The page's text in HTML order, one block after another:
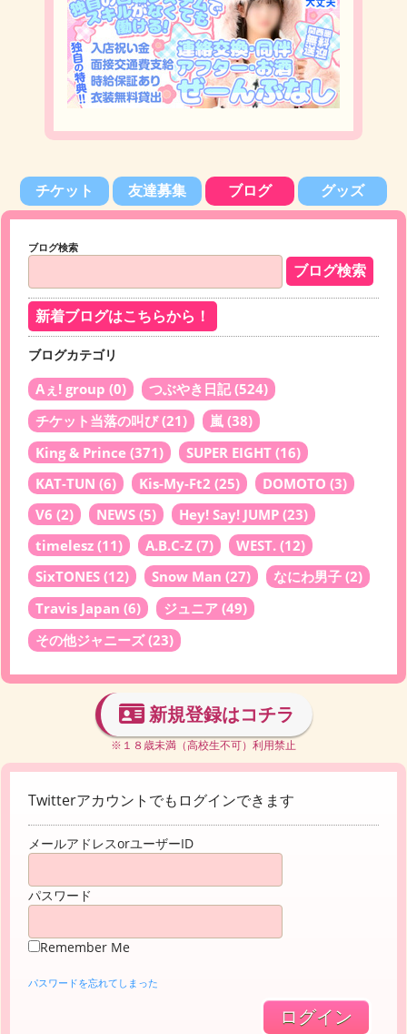
チケット 友達募集 ブログ グッズ
ブログ検索
新着ブログはこちらから！
ブログカテゴリ
Aぇ! group (0) つぶやき日記(524)
チケット当落の叫び(21) 嵐 (38)
King & Prince (371) SUPER EIGHT (16)
KAT-TUN (6) Kis-My-Ft2 (25) DOMOTO (3)
V6 (2) NEWS (5) Hey! Say! JUMP (23)
timelesz (11) A.B.C-Z (7) WEST. (12)
SixTONES (12) Snow Man (27) なにわ男子 (2)
Travis Japan (6) ジュニア (49)
その他ジャニーズ(23)
新規登録はコチラ
※１８歳未満（高校生不可）利用禁止
Twitterアカウントでもログインできます
メールアドレスorユーザーID
パスワード
Remember Me
パスワードを忘れてしまった